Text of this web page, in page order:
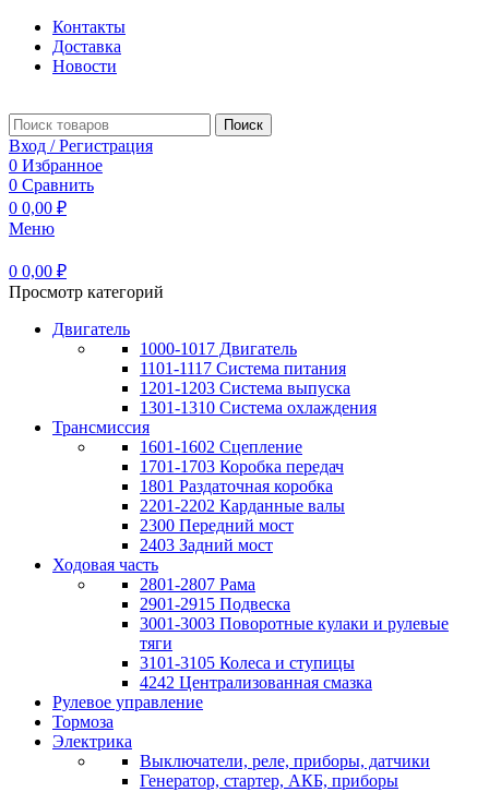
Контакты
Доставка
Новости
Поиск
Вход / Регистрация
0 Избранное
0 Сравнить
0 0,00 ₽
Меню
0 0,00 ₽
Просмотр категорий
Двигатель
1000-1017 Двигатель
1101-1117 Система питания
1201-1203 Система выпуска
1301-1310 Система охлаждения
Трансмиссия
1601-1602 Сцепление
1701-1703 Коробка передач
1801 Раздаточная коробка
2201-2202 Карданные валы
2300 Передний мост
2403 Задний мост
Ходовая часть
2801-2807 Рама
2901-2915 Подвеска
3001-3003 Поворотные кулаки и рулевые
тяги
3101-3105 Колеса и ступицы
4242 Централизованная смазка
Рулевое управление
Тормоза
Электрика
Выключатели, реле, приборы, датчики
Генератор, стартер, АКБ, приборы